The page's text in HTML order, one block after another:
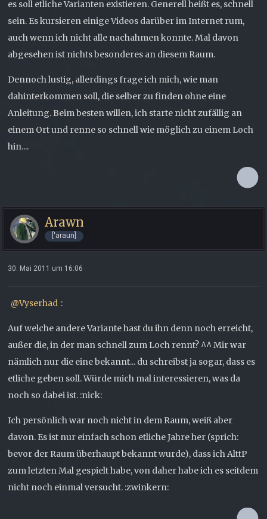
es soll etliche Varianten existieren. Generell heißt es, schnell
sein. Es kursieren einige Videos darüber im Internet rum,
auch wenn ich nicht alle nachahmen konnte. Mal davon
abgesehen ist nichts besonderes an diesem Raum.
Dennoch lustig, allerdings frage ich mich, wie man
dahinterkommen soll, die selber zu finden ohne eine
Anleitung. Beim besten willen, ich starte nicht zufällig an
einem Ort und renne so schnell wie möglich zu einem Loch
hin....
Arawn
['araun]
30. Mai 2011 um 16:06
Vyserhad :
Auf welche andere Variante hast du ihn denn noch erreicht,
außer die, in der man schnell zum Loch rennt? ^^ Mir war
nämlich nur die eine bekannt... du schreibst ja sogar, dass es
etliche geben soll. Würde mich mal interessieren, was da
noch so dabei ist. :nick:
Ich persönlich war noch nicht in dem Raum, weiß aber
davon. Es ist nur einfach schon etliche Jahre her (sprich:
bevor der Raum überhaupt bekannt wurde), dass ich AlttP
zum letzten Mal gespielt habe, von daher habe ich es seitdem
nicht noch einmal versucht. :zwinkern: